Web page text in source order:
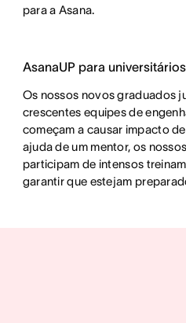
para a Asana.
AsanaUP para universitários
Os nossos novos graduados
crescentes equipes de
começam a causar impacto
ajuda de um mentor, os
participam de intensos
garantir que estejam